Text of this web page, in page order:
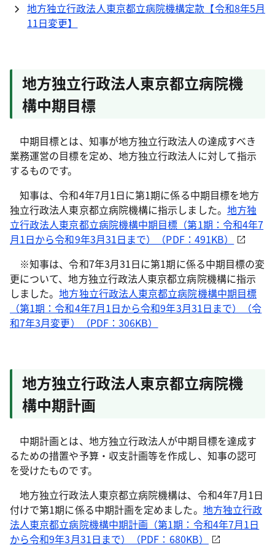
地方独立行政法人東京都立病院機構定款【令和8年5月
11日変更】
地方独立行政法人東京都立病院機
構中期目標
中期目標とは、知事が地方独立行政法人の達成すべき
業務運営の目標を定め、地方独立行政法人に対して指示
するものです。
知事は、令和4年7月1日に第1期に係る中期目標を地方
独立行政法人東京都立病院機構に指示しました。 地方独
立行政法人東京都立病院機構中期目標（第1期：令和4年7
月1日から令和9年3月31日まで）（PDF：491KB）
※知事は、令和7年3月31日に第1期に係る中期目標の変
更について、地方独立行政法人東京都立病院機構に指示
しました。地方独立行政法人東京都立病院機構中期目標
（第1期：令和4年7月1日から令和9年3月31日まで）（令
和7年3月変更）（PDF：306KB）
地方独立行政法人東京都立病院機
構中期計画
中期計画とは、地方独立行政法人が中期目標を達成す
るための措置や予算・収支計画等を作成し、知事の認可
を受けたものです。
地方独立行政法人東京都立病院機構は、令和4年7月1日
付けで第1期に係る中期計画を定めました。 地方独立行政
法人東京都立病院機構中期計画（第1期：令和4年7月1日
から令和9年3月31日まで）（PDF：680KB）